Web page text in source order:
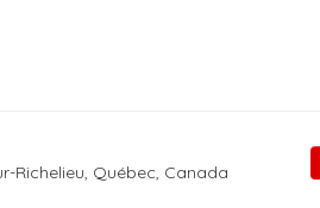
Richelieu, Québec, Canada